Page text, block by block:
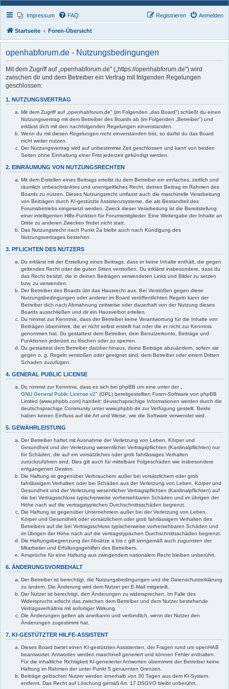
Impressum FAQ Anmelden
Registrieren
Startseite Foren-Übersicht
openhabforum.de - Nutzungsbedingungen
Mit dem Zugriff auf „openhabforum.de" („https://openhabforum.de") wird
zwischen dir und dem Betreiber ein Vertrag mit folgenden Regelungen
geschlossen:
1. NUTZUNGSVERTRAG
Mit dem Zugriff auf „openhabforum.de" (im Folgenden „das Board") schließt du einen
Nutzungsvertrag mit dem Betreiber des Boards ab (im Folgenden „Betreiber") und
erklärst dich mit den nachfolgenden Regelungen einverstanden.
Wenn du mit diesen Regelungen nicht einverstanden bist, so darfst du das Board
nicht weiter nutzen.
Der Nutzungsvertrag wird auf unbestimmte Zeit geschlossen und kann von beiden
Seiten ohne Einhaltung einer Frist jederzeit gekündigt werden.
2. EINRÄUMUNG VON NUTZUNGSRECHTEN
Mit dem Erstellen eines Beitrags erteilst du dem Betreiber ein einfaches, zeitlich und
räumlich unbeschränktes und unentgeltliches Recht, deinen Beitrag im Rahmen des
Boards zu nutzen. Dieses Nutzungsrecht umfasst auch die maschinelle Verarbeitung
von Beiträgen durch KI-gestützte Assistenzsysteme, die als Bestandteil des
Forumsbetriebs eingesetzt werden. Zweck dieser Verarbeitung ist die Bereitstellung
einer intelligenten Hilfe-Funktion für Forumsmitglieder. Eine Weitergabe der Inhalte an
Dritte zu anderen Zwecken findet nicht statt.
Das Nutzungsrecht nach Punkt 2a bleibt auch nach Kündigung des
Nutzungsvertrages bestehen.
3. PFLICHTEN DES NUTZERS
Du erklärst mit der Erstellung eines Beitrags, dass er keine Inhalte enthält, die gegen
geltendes Recht oder die guten Sitten verstoßen. Du erklärst insbesondere, dass du
das Recht besitzt, die in deinen Beiträgen verwendeten Links und Bilder zu setzen
bzw. zu verwenden.
Der Betreiber des Boards übt das Hausrecht aus. Bei Verstößen gegen diese
Nutzungsbedingungen oder anderer im Board veröffentlichten Regeln kann der
Betreiber dich nach Abmahnung zeitweise oder dauerhaft von der Nutzung dieses
Boards ausschließen und dir ein Hausverbot erteilen.
Du nimmst zur Kenntnis, dass der Betreiber keine Verantwortung für die Inhalte von
Beiträgen übernimmt, die er nicht selbst erstellt hat oder die er nicht zur Kenntnis
genommen hat. Du gestattest dem Betreiber, dein Benutzerkonto, Beiträge und
Funktionen jederzeit zu löschen oder zu sperren.
Du gestattest dem Betreiber darüber hinaus, deine Beiträge abzuändern, sofern sie
gegen o. g. Regeln verstoßen oder geeignet sind, dem Betreiber oder einem Dritten
Schaden zuzufügen.
4. GENERAL PUBLIC LICENSE
Du nimmst zur Kenntnis, dass es sich bei phpBB um eine unter der „
GNU General Public License v2" (GPL) bereitgestellten Foren-Software von phpBB
Limited (www.phpbb.com) handelt; deutschsprachige Informationen werden durch die
deutschsprachige Community unter www.phpbb.de zur Verfügung gestellt. Beide
haben keinen Einfluss auf die Art und Weise, wie die Software verwendet wird.
5. GEWÄHRLEISTUNG
Der Betreiber haftet mit Ausnahme der Verletzung von Leben, Körper und
Gesundheit und der Verletzung wesentlicher Vertragspflichten (Kardinalpflichten) nur
für Schäden, die auf ein vorsätzliches oder grob fahrlässiges Verhalten
zurückzuführen sind. Dies gilt auch für mittelbare Folgeschäden wie insbesondere
entgangenen Gewinn.
Die Haftung ist gegenüber Verbrauchern außer bei vorsätzlichem oder grob
fahrlässigem Verhalten oder bei Schäden aus der Verletzung von Leben, Körper und
Gesundheit und der Verletzung wesentlicher Vertragspflichten (Kardinalpflichten) auf
die bei Vertragsschluss typischerweise vorhersehbaren Schäden und im übrigen der
Höhe nach auf die vertragstypischen Durchschnittsschäden begrenzt.
Die Haftung ist gegenüber Unternehmern außer bei der Verletzung von Leben,
Körper und Gesundheit oder vorsätzlichem oder grob fahrlässigem Verhalten des
Betreibers auf die bei Vertragsschluss typischerweise vorhersehbaren Schäden und
im Übrigen der Höhe nach auf die vertragstypischen Durchschnittsschäden begrenzt.
Die Haftungsbegrenzung der Absätze a bis c gilt sinngemäß auch zugunsten der
Mitarbeiter und Erfüllungsgehilfen des Betreibers.
Ansprüche für eine Haftung aus zwingendem nationalem Recht bleiben unberührt.
6. ÄNDERUNGSVORBEHALT
Der Betreiber ist berechtigt, die Nutzungsbedingungen und die Datenschutzerklärung
zu ändern. Die Änderung wird dem Nutzer per E-Mail mitgeteilt.
Der Nutzer ist berechtigt, den Änderungen zu widersprechen. Im Falle des
Widerspruchs erlischt das zwischen dem Betreiber und dem Nutzer bestehende
Vertragsverhältnis mit sofortiger Wirkung.
Die Änderungen gelten als anerkannt und verbindlich, wenn der Nutzer den
Änderungen zugestimmt hat.
7. KI-GESTÜTZTER HILFE-ASSISTENT
Dieses Board bietet einen KI-gestützten Assistenten, der Fragen rund um openHAB
beantwortet. Antworten werden maschinell generiert und können Fehler enthalten.
Für die inhaltliche Richtigkeit KI-generierter Antworten übernimmt der Betreiber keine
Haftung im Rahmen der unter Punkt 5 genannten Grenzen.
Beiträge gelöschter Nutzer werden innerhalb von 30 Tagen aus dem KI-System
entfernt. Das Recht auf Löschung gemäß Art. 17 DSGVO bleibt unberührt.